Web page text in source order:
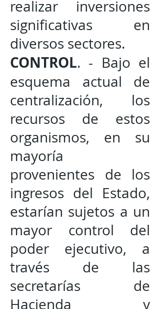
realizar inversiones
significativas en
diversos sectores.
CONTROL. - Bajo el
esquema actual de
centralización, los
recursos de estos
organismos, en su
mayoría
provenientes de los
ingresos del Estado,
estarían sujetos a un
mayor control del
poder ejecutivo, a
través de las
secretarías de
Hacienda y